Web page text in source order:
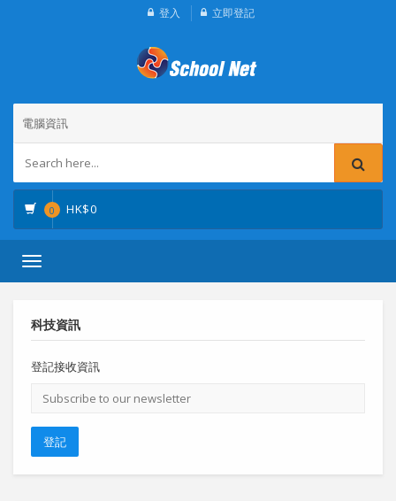
登入 立即登記
電腦資訊
0 HK$0
Toggle
科技資訊
登記接收資訊
登記